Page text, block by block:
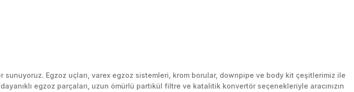
Egzoz uçları, varex egzoz sistemleri, krom borular, downpipe ve body kit çeşitlerimiz ile
egzoz parçaları, uzun ömürlü partikül filtre ve katalitik konvertör seçenekleriyle aracınızın